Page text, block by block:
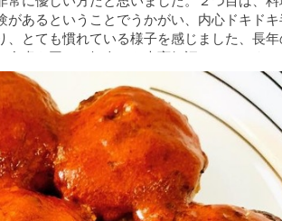
あるということでうかがい、内心ドキドキ
とても慣れている様子を感じました、長年
卓を囲んだ知人にも大変好評でした。また